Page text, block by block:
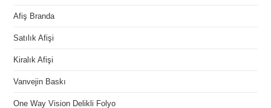
Afiş Branda
Satılık Afişi
Kiralık Afişi
Vanvejin Baskı
One Way Vision Delikli Folyo